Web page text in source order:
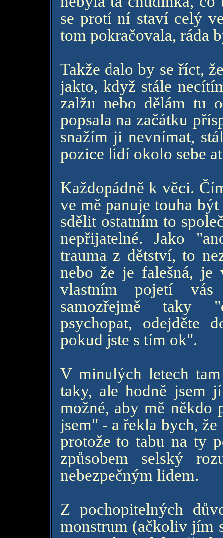
se protí ní staví celý
tom pokračovala, ráda
Takže dalo by se říct,
jakto, když stále
zalžu nebo dělám tu
popsala na začátku
snažím ji nevnímat,
pozice lidí okolo sebe
Každopádně k věci.
ve mě panuje touha
sdělit ostatním to
nepřijatelné. Jako
trauma z dětství, to
nebo že je falešná,
vlastním pojetí
samozřejmě taky
psychopat, odejděte
pokud jste s tím ok".
V minulých letech
taky, ale hodně jsem
možné, aby mě někdo
jsem" - a řekla bych,
protože to tabu na ty
způsobem selský
nebezpečným lidem.
Z pochopitelných
monstrum (ačkoliv jím